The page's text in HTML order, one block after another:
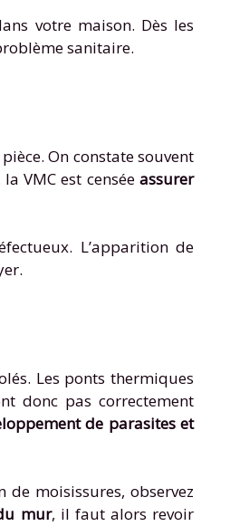
votre maison. Dès les
sanitaire.
On constate souvent
VMC est censée assurer
L’apparition de
Les ponts thermiques
donc pas correctement
de parasites et
moisissures, observez
mur, il faut alors revoir